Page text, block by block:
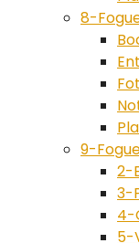
8-
9-
2-
3-
4-
5-